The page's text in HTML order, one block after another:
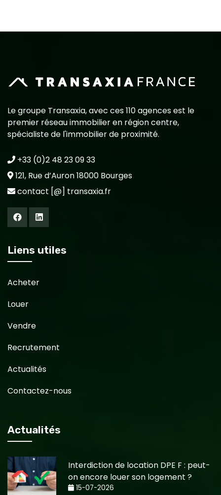
Le groupe Transaxia, avec ces 110 agences est le
premier réseau immobilier en région centre,
spécialiste de l'immobilier de proximité.
+33 (0)2 48 23 09 33
121, Rue d’Auron 18000 Bourges
contact [@] transaxia.fr
Liens utiles
Acheter
Louer
Vendre
Recrutement
Actualités
Contactez-nous
Actualités
Interdiction de location DPE F : peut-
on encore louer son logement ?
15-07-2026